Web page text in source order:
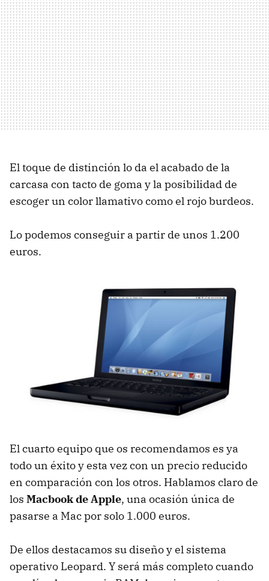
El toque de distinción lo da el acabado de la
carcasa con tacto de goma y la posibilidad de
escoger un color llamativo como el rojo burdeos.
Lo podemos conseguir a partir de unos 1.200
euros.
El cuarto equipo que os recomendamos es ya
todo un éxito y esta vez con un precio reducido
en comparación con los otros. Hablamos claro de
los Macbook de Apple, una ocasión única de
pasarse a Mac por solo 1.000 euros.
De ellos destacamos su diseño y el sistema
operativo Leopard. Y será más completo cuando